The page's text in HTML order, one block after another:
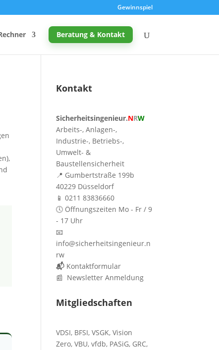
Gewinnspiel
Schreibtischhöhe berechnen
Frist berechnen
& Schimmelgefahr
Beratung & Kontakt
Kontakt
Sicherheitsingenieur.NRW
Arbeits-, Anlagen-,
Industrie-, Betriebs-,
Umwelt- &
Baustellensicherheit
📍 Gumbertstraße 199b
40229 Düsseldorf
📱 0211 83836660
🕔 Öffnungszeiten Mo - Fr / 9
- 17 Uhr
📧
info@sicherheitsingenieur.n
rw
📬 Kontaktformular
📰 Newsletter Anmeldung
Mitgliedschaften
VDSI, BFSI,VSGK,Vision
Zero,VBU,vfdb, PASiG, GRC,